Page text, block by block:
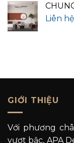
Liên hệ
GIỚI THIỆU
Với phương
vượt bậc, APA